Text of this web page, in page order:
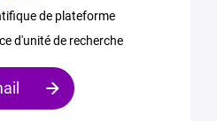
de plateforme
d'unité de recherche